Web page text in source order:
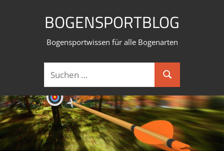
BOGENSPORTBLOG
Bogensportwissen für alle Bogenarten
Suchen
nach:
Suchen